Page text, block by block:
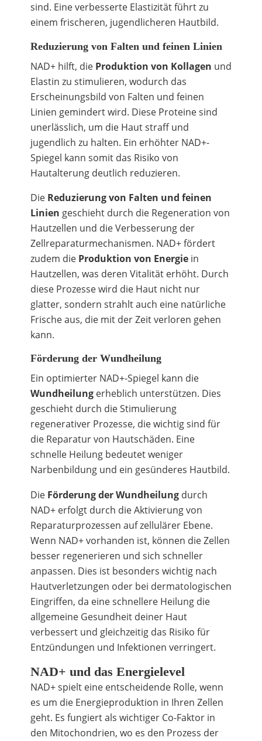
sind. Eine verbesserte Elastizität führt zu
einem frischeren, jugendlicheren Hautbild.
Reduzierung von Falten und feinen Linien
NAD+ hilft, die Produktion von Kollagen und
Elastin zu stimulieren, wodurch das
Erscheinungsbild von Falten und feinen
Linien gemindert wird. Diese Proteine sind
unerlässlich, um die Haut straff und
jugendlich zu halten. Ein erhöhter NAD+-
Spiegel kann somit das Risiko von
Hautalterung deutlich reduzieren.
Die Reduzierung von Falten und feinen
Linien geschieht durch die Regeneration von
Hautzellen und die Verbesserung der
Zellreparaturmechanismen. NAD+ fördert
zudem die Produktion von Energiein
Hautzellen, was deren Vitalität erhöht. Durch
diese Prozesse wird die Haut nicht nur
glatter, sondern strahlt auch eine natürliche
Frische aus, die mit der Zeit verloren gehen
kann.
Förderung der Wundheilung
Ein optimierter NAD+-Spiegel kann die
Wundheilungerheblich unterstützen. Dies
geschieht durch die Stimulierung
regenerativer Prozesse, die wichtig sind für
die Reparatur von Hautschäden. Eine
schnelle Heilung bedeutet weniger
Narbenbildung und ein gesünderes Hautbild.
Die Förderung der Wundheilungdurch
NAD+ erfolgt durch die Aktivierung von
Reparaturprozessen auf zellulärer Ebene.
Wenn NAD+ vorhanden ist, können die Zellen
besser regenerieren und sich schneller
anpassen. Dies ist besonders wichtig nach
Hautverletzungen oder bei dermatologischen
Eingriffen, da eine schnellere Heilung die
allgemeine Gesundheit deiner Haut
verbessert und gleichzeitig das Risiko für
Entzündungen und Infektionen verringert.
NAD+ und das Energielevel
NAD+ spielt eine entscheidende Rolle, wenn
es um die Energieproduktion in Ihren Zellen
geht. Es fungiert als wichtiger Co-Faktor in
den Mitochondrien, wo es den Prozess der